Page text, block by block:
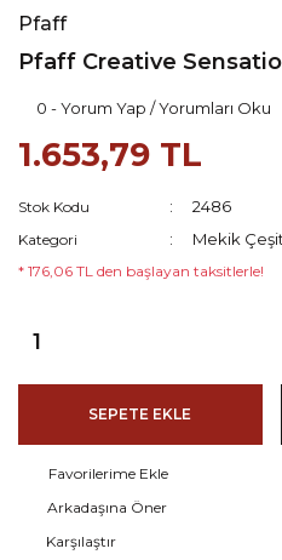
Pfaff
Pfaff Creative
0 - Yorum Yap / Yorumları Oku
1.653,79 TL
Stok Kodu 2486
Kategori Mekik
* 176,06 TL den başlayan taksitlerle!
SEPETE EKLE
Arkadaşına Öner
Karşılaştır